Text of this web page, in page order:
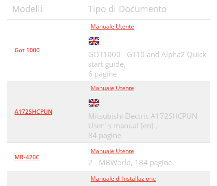
Modelli Tipo di Documento
Got 1000
Manuale Utente
GOT1000 - GT10 and Alpha2 Quick
start guide,
6 pagine
A172SHCPUN
Manuale Utente
Mitsubishi Electric A172SHCPUN
User`s manual [en] ,
84 pagine
MR-420C
Manuale Utente
2 - MBWorld, 184 pagine
Manuale di Installazione